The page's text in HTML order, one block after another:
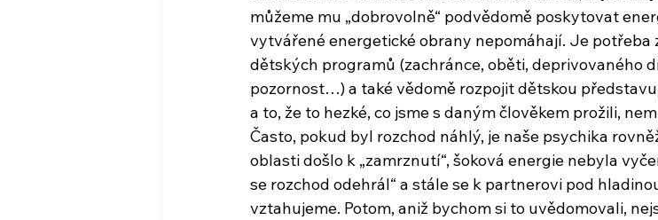
můžeme mu „dobrovolně“ podvědomě poskytovat
vytvářené energetické obrany nepomáhají. Je
dětských programů (zachránce, oběti, deprivovaného
pozornost…) a také vědomě rozpojit dětskou
a to, že to hezké, co jsme s daným člověkem prožili,
Často, pokud byl rozchod náhlý, je naše psychika
oblasti došlo k „zamrznutí“, šoková energie nebyla
se rozchod odehrál“ a stále se k partnerovi pod
vztahujeme. Potom, aniž bychom si to uvědomovali,